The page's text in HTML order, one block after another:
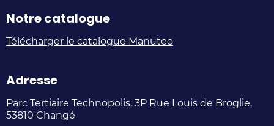
Smartlog
sur
Linkedin
/
Twitter
Notre catalogue
Télécharger le catalogue Manuteo
Adresse
Parc Tertiaire Technopolis, 3P Rue Louis de Broglie,
53810 Changé